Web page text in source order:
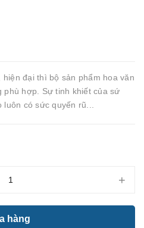
đại thì bộ sản phẩm hoa văn
phù hợp. Sự tinh khiết của sứ
có sức quyến rũ...
+
hàng